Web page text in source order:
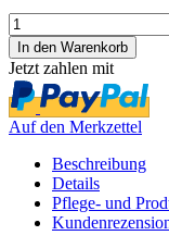
Jetzt zahlen mit
Auf den Merkzettel
Beschreibung
Details
Pflege- und